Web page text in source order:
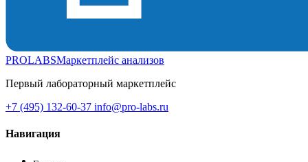
PROLABSМаркетплейс анализов
Первый лабораторный маркетплейс
+7 (495) 132-60-37 info@pro-labs.ru
Навигация